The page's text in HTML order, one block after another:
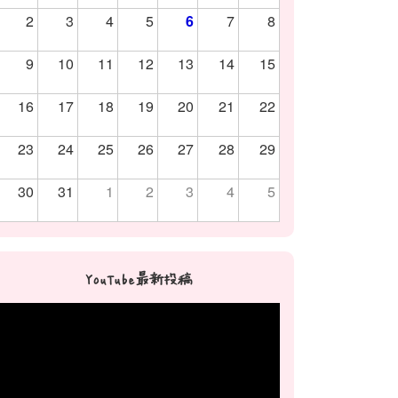
2 3 4 5 6 7 8
9 10 11 12 13 14 15
16 17 18 19 20 21 22
23 24 25 26 27 28 29
30 31 1 2 3 4 5
YouTube最新投稿